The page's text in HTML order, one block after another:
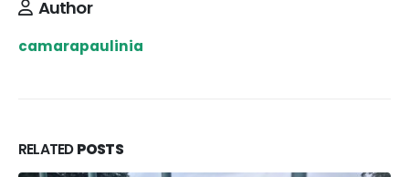
Author
camarapaulinia
RELATEDPOSTS